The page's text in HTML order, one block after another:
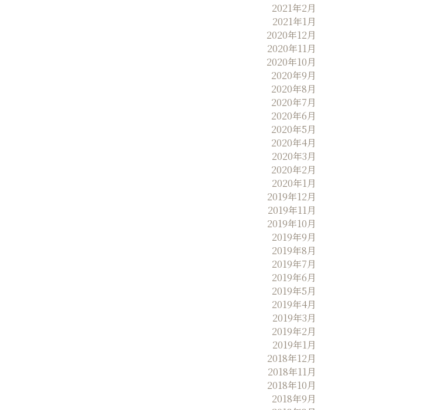
2021年2月
2021年1月
2020年12月
2020年11月
2020年10月
2020年9月
2020年8月
2020年7月
2020年6月
2020年5月
2020年4月
2020年3月
2020年2月
2020年1月
2019年12月
2019年11月
2019年10月
2019年9月
2019年8月
2019年7月
2019年6月
2019年5月
2019年4月
2019年3月
2019年2月
2019年1月
2018年12月
2018年11月
2018年10月
2018年9月